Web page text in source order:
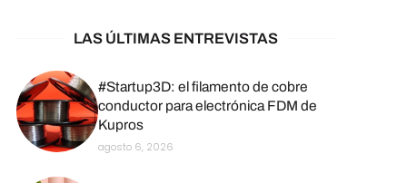
3D en
LAS ÚLTIMAS ENTREVISTAS
#Startup3D: el filamento de cobre
conductor para electrónica FDM de
Kupros
agosto 6, 2026